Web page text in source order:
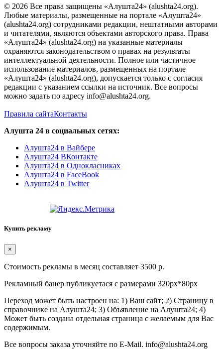
© 2026 Все права защищены «Алушта24» (alushta24.org).
Любые материалы, размещенные на портале «Алушта24»
(alushta24.org) сотрудниками редакции, нештатными авторами
и читателями, являются объектами авторского права. Права
«Алушта24» (alushta24.org) на указанные материалы
охраняются законодательством о правах на результаты
интеллектуальной деятельности. Полное или частичное
использование материалов, размещенных на портале
«Алушта24» (alushta24.org), допускается только с согласия
редакции с указанием ссылки на источник. Все вопросы
можно задать по адресу info@alushta24.org.
Правила сайтаКонтакты
Алушта 24 в социальных сетях:
Алушта24 в Вайбере
Алушта24 ВКонтакте
Алушта24 в Однокласниках
Алушта24 в FaceBook
Алушта24 в Twitter
Купить рекламу
×
Стоимость рекламы в месяц составляет 3500 р.
Рекламный банер публикуетася с размерами 320px*80px
Переход может быть настроен на: 1) Ваш сайт; 2) Страницу в
справочнике на Алушта24; 3) Объявление на Алушта24; 4)
Может быть создана отдельная страница с желаемым для Вас
содержимым.
Все вопросы заказа уточняйте по E-Mail. info@alushta24.org